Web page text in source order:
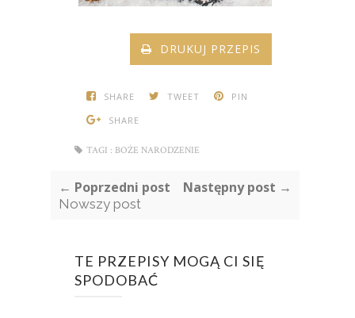
DRUKUJ PRZEPIS
SHARE TWEET
PIN
SHARE
TAGI : BOŻE NARODZENIE
← Poprzedni post
Nowszy post
Następny post →
TE PRZEPISY MOGĄ CI SIĘ
SPODOBAĆ